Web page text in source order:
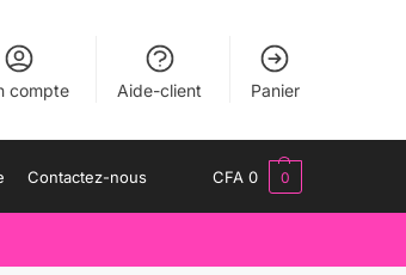
compte Aide-client Panier
Contactez-nous CFA 0 0